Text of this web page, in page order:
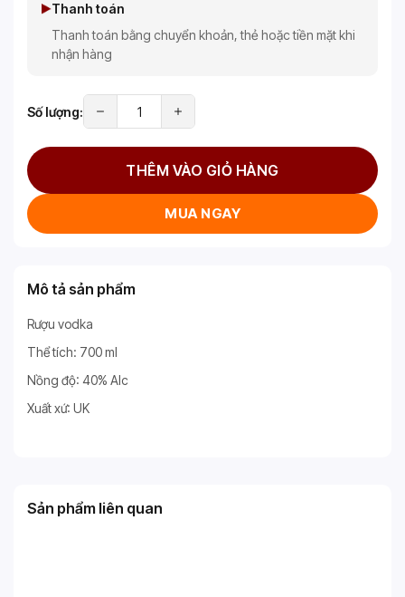
Thanh toán
Thanh toán bằng chuyển khoản, thẻ hoặc tiền mặt khi
nhận hàng
Số lượng:
THÊM VÀO GIỎ HÀNG
MUA NGAY
Mô tả sản phẩm
Rượu vodka
Thể tích: 700 ml
Nồng độ: 40% Alc
Xuất xứ: UK
Sản phẩm liên quan